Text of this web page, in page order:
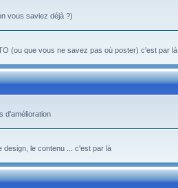
vous saviez déjà ?)
(ou que vous ne savez pas où poster) c'est par là
d'amélioration
design, le contenu ... c'est par là